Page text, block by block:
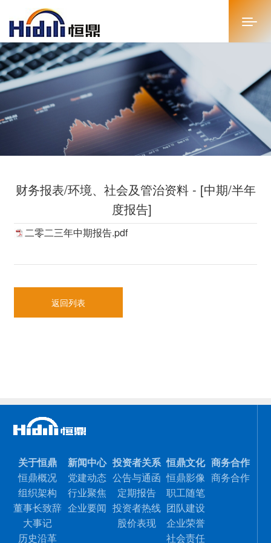
首页
关于恒鼎
新闻中心
恒鼎文化
商务合作
财务报表/环境、社会及管治资料 - [中期/半年
度报告]
二零二三年中期报告.pdf
返回列表
关于恒鼎
恒鼎概况
组织架构
董事长致辞
大事记
历史沿革
新闻中心
党建动态
行业聚焦
企业要闻
投资者关系
公告与通函
定期报告
投资者热线
股价表现
恒鼎文化
恒鼎影像
职工随笔
团队建设
企业荣誉
社会责任
商务合作
商务合作